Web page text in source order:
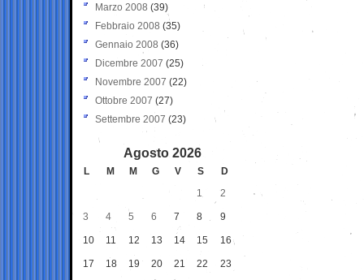
Marzo 2008 (39)
Febbraio 2008 (35)
Gennaio 2008 (36)
Dicembre 2007 (25)
Novembre 2007 (22)
Ottobre 2007 (27)
Settembre 2007 (23)
Agosto 2026
L M M G V S
D
1
2
3 4 5 6 7 8 9
10 11 12 13 14 15 16
17 18 19 20 21 22 23